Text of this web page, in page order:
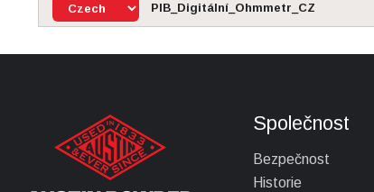
PIB_Digitální_Ohmmetr_CZ
Společnost
Bezpečnost
Historie